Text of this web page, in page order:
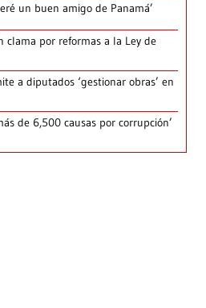
un buen amigo de Panamá’
clama por reformas a la Ley de
a diputados ‘gestionar obras’ en
de 6,500 causas por corrupción’